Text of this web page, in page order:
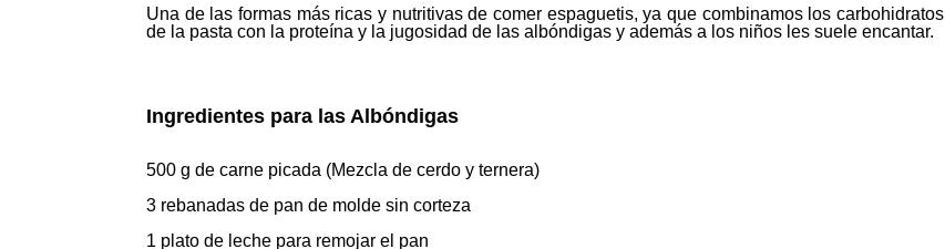
Una de las formas más ricas y nutritivas de comer espaguetis, ya que combinamos los carbohidratos
de la pasta con la proteína y la jugosidad de las albóndigas y además a los niños les suele encantar.
Ingredientes para las Albóndigas
500 g de carne picada (Mezcla de cerdo y ternera)
3 rebanadas de pan de molde sin corteza
1 plato de leche para remojar el pan